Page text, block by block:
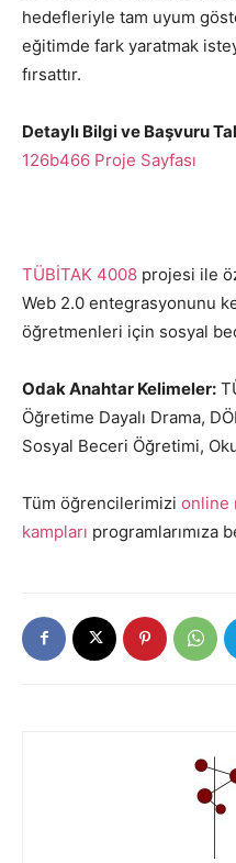
hedefleriyle tam uyum
eğitimde fark yaratmak
fırsattır.
Detaylı Bilgi ve Başvuru
126b466 Proje Sayfası
TÜBİTAK 4008 projesi ile
Web 2.0 entegrasyonunu
öğretmenleri için sosyal
Odak Anahtar Kelimeler:
Öğretime Dayalı Drama,
Sosyal Beceri Öğretimi,
Tüm öğrencilerimizi online
kampları programlarımıza